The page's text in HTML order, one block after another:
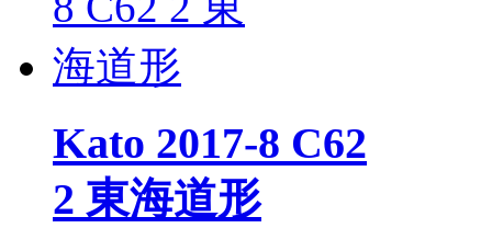
Kato 2017-8 C62
2 東海道形